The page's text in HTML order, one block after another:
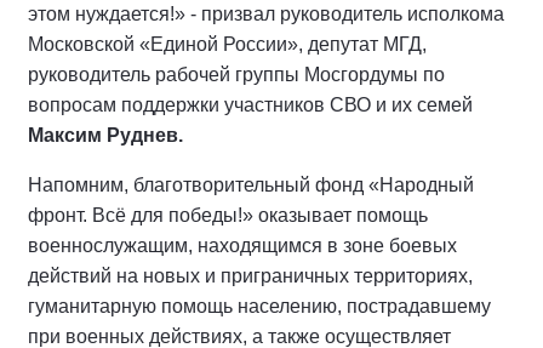
этом нуждается!» - призвал руководитель исполкома
Московской «Единой России», депутат МГД,
руководитель рабочей группы Мосгордумы по
вопросам поддержки участников СВО и их семей
Максим Руднев.
Напомним, благотворительный фонд «Народный
фронт. Всё для победы!» оказывает помощь
военнослужащим, находящимся в зоне боевых
действий на новых и приграничных территориях,
гуманитарную помощь населению, пострадавшему
при военных действиях, а также осуществляет